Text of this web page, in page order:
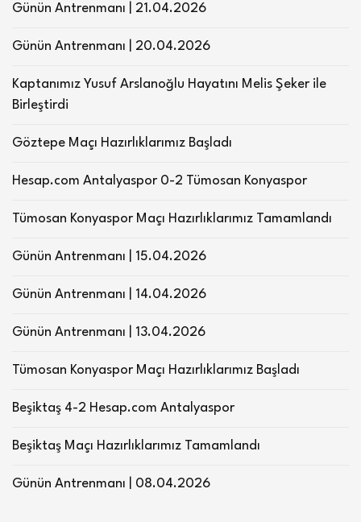
Günün Antrenmanı | 21.04.2026
Günün Antrenmanı | 20.04.2026
Kaptanımız Yusuf Arslanoğlu Hayatını Melis Şeker ile
Birleştirdi
Göztepe Maçı Hazırlıklarımız Başladı
Hesap.com Antalyaspor 0-2 Tümosan Konyaspor
Tümosan Konyaspor Maçı Hazırlıklarımız Tamamlandı
Günün Antrenmanı | 15.04.2026
Günün Antrenmanı | 14.04.2026
Günün Antrenmanı | 13.04.2026
Tümosan Konyaspor Maçı Hazırlıklarımız Başladı
Beşiktaş 4-2 Hesap.com Antalyaspor
Beşiktaş Maçı Hazırlıklarımız Tamamlandı
Günün Antrenmanı | 08.04.2026